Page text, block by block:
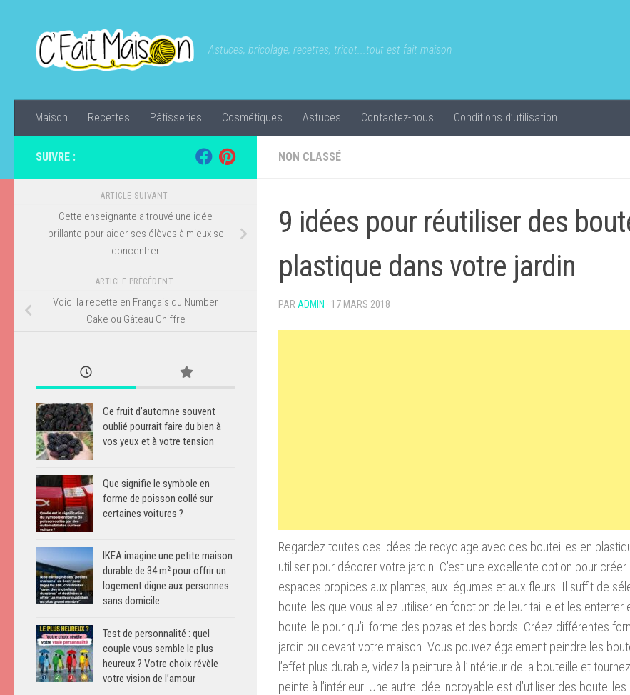
Astuces, bricolage, recettes, tricot...tout est fait maison
Maison Recettes Pâtisseries Cosmétiques Astuces Contactez-nous Conditions d’utilisation
NON CLASSÉ
9 idées pour réutiliser des
plastique dans votre jardin
PAR ADMIN · 17 MARS 2018
Regardez toutes ces idées de recyclage avec des bouteilles en
utiliser pour décorer votre jardin. C’est une excellente option pour
espaces propices aux plantes, aux légumes et aux fleurs. Il suffit de
bouteilles que vous allez utiliser en fonction de leur taille et les enterrer
bouteille pour qu’il forme des pozas et des bords. Créez différentes
jardin ou devant votre maison. Vous pouvez également peindre les
l’effet plus durable, videz la peinture à l’intérieur de la bouteille et
peinte à l’intérieur. Une autre idée incroyable est d’utiliser des
SUIVRE :
ARTICLE SUIVANT
Cette enseignante a trouvé une idée
brillante pour aider ses élèves à mieux se
concentrer
ARTICLE PRÉCÉDENT
Voici la recette en Français du Number
Cake ou Gâteau Chiffre
Ce fruit d’automne souvent
oublié pourrait faire du bien à
vos yeux et à votre tension
Que signifie le symbole en
forme de poisson collé sur
certaines voitures ?
IKEA imagine une petite maison
durable de 34 m² pour offrir un
logement digne aux personnes
sans domicile
Test de personnalité : quel
couple vous semble le plus
heureux ? Votre choix révèle
votre vision de l’amour